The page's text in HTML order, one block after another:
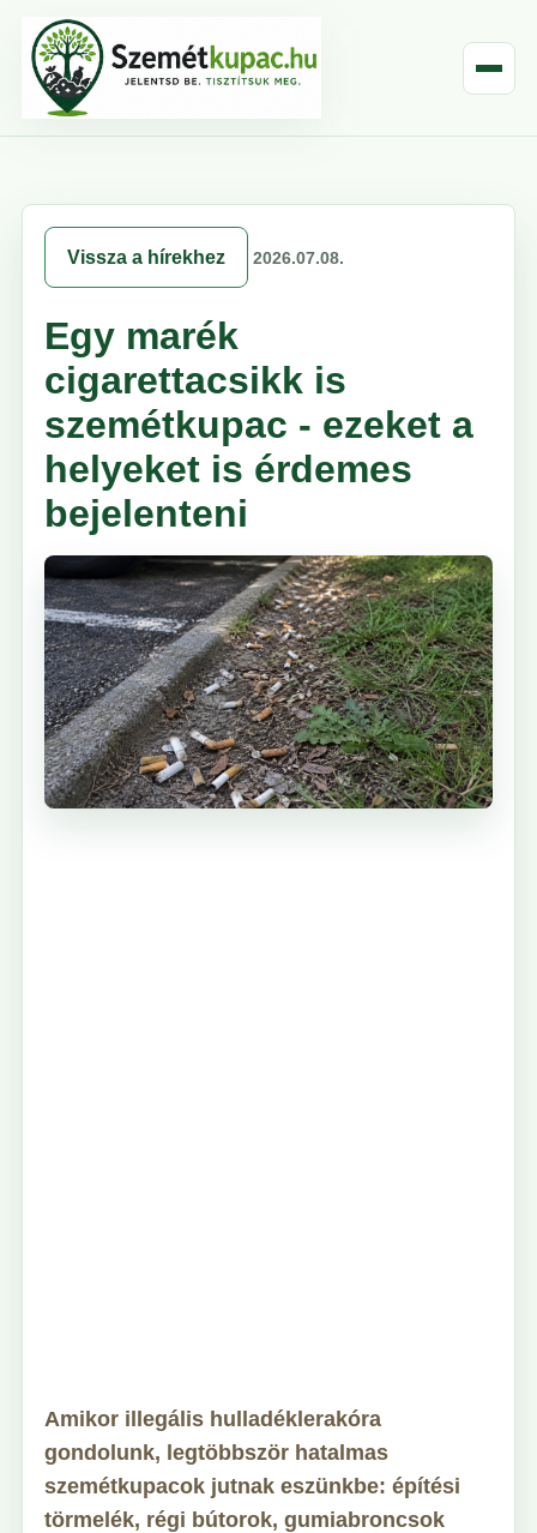
Vissza a hírekhez 2026.07.08.
Egy marék
cigarettacsikk is
szemétkupac - ezeket a
helyeket is érdemes
bejelenteni
Amikor illegális hulladéklerakóra
gondolunk, legtöbbször hatalmas
szemétkupacok jutnak eszünkbe: építési
törmelék, régi bútorok, gumiabroncsok